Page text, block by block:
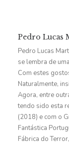
Pedro Lucas
Pedro Lucas
se lembra de
Com estes
Naturalmente,
Agora, entre
tendo sido esta
(2018) e com o
Fantástica
Fábrica do